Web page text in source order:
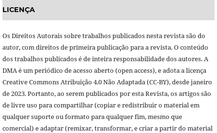
LICENÇA
Os Direitos Autorais sobre trabalhos publicados nesta revista são do
autor, com direitos de primeira publicação para a revista. O conteúdo
dos trabalhos publicados é de inteira responsabilidade dos autores. A
DMA é um periódico de acesso aberto (open access), e adota a licença
Creative Commons Atribuição 4.0 Não Adaptada (CC-BY), desde janeiro
de 2023. Portanto, ao serem publicados por esta Revista, os artigos são
de livre uso para compartilhar (copiar e redistribuir o material em
qualquer suporte ou formato para qualquer fim, mesmo que
comercial) e adaptar (remixar, transformar, e criar a partir do material